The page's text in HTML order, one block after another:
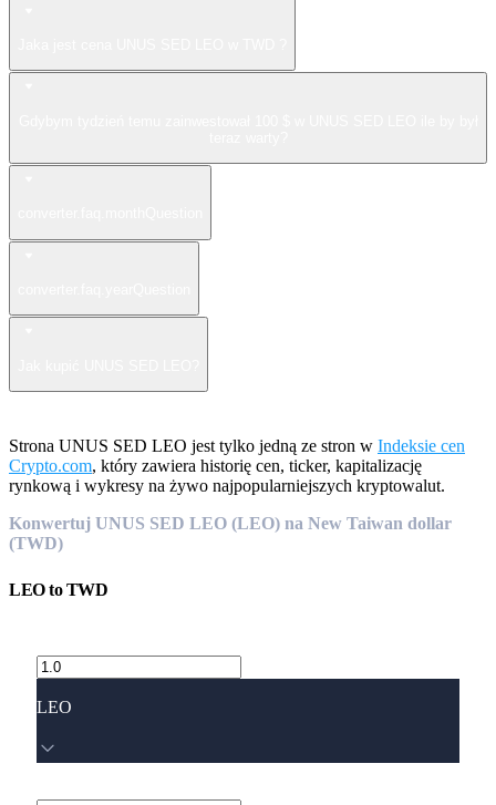
Strona UNUS SED LEO jest tylko jedną ze stron w Indeksie cen
Crypto.com, który zawiera historię cen, ticker, kapitalizację
rynkową i wykresy na żywo najpopularniejszych kryptowalut.
Konwertuj UNUS SED LEO (LEO) na New Taiwan dollar
(TWD)
LEOtoTWD
LEO